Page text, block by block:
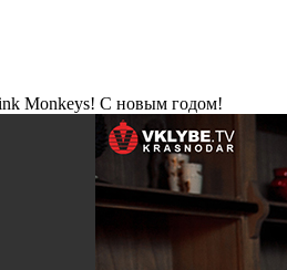
Monkeys! С новым годом!